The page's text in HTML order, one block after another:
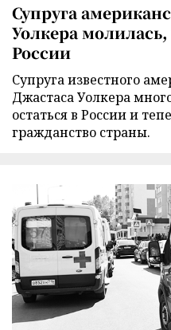
Супруга
Уолкера
России
Супруга известного
Джастаса Уолкера
остаться в России и
гражданство страны.